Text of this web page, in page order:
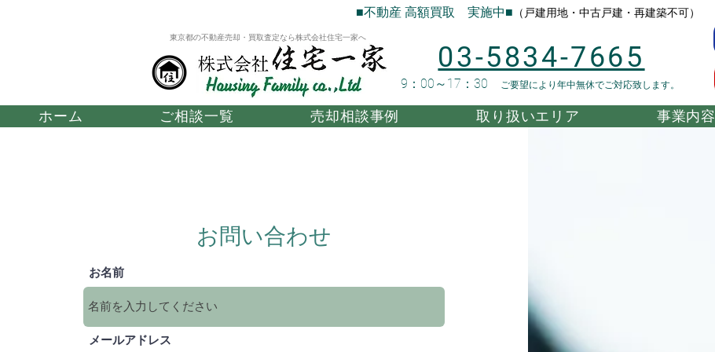
■不動産 高額買取 実施中■ （戸建用地・中古戸建・再建築不可）
東京都の不動産売却・買取査定なら株式会社住宅一家へ
9：00～17：30 ご要望により年中無休でご対応致します。
03-5834-7665
ホーム ご相談一覧 売却相談事例 取り扱いエリア 事業内容
お問い合わせ
お名前
メールアドレス